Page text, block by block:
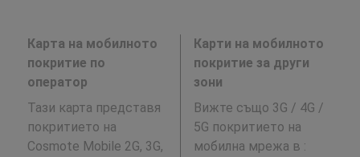
Карта на мобилното
покритие по
оператор
Тази карта представя
покритието на
Cosmote Mobile 2G, 3G,
Карти на мобилното
покритие за други
зони
Вижте също 3G / 4G /
5G покритието на
мобилна мрежа в :